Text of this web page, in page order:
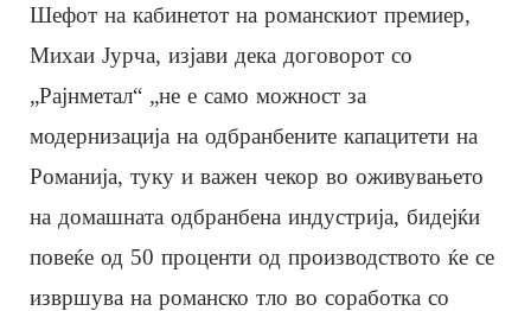
Шефот на кабинетот на романскиот премиер,
Михаи Јурча, изјави дека договорот со
„Рајнметал“ „не е само можност за
модернизација на одбранбените капацитети на
Романија, туку и важен чекор во оживувањето
на домашната одбранбена индустрија, бидејќи
повеќе од 50 проценти од производството ќе се
извршува на романско тло во соработка со